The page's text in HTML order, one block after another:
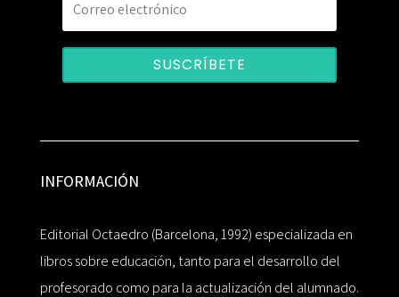
SUSCRÍBETE
INFORMACIÓN
Editorial Octaedro (Barcelona, 1992) especializada en
libros sobre educación, tanto para el desarrollo del
profesorado como para la actualización del alumnado.